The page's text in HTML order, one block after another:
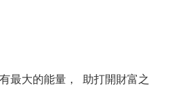
最大的能量，  助打開財富之